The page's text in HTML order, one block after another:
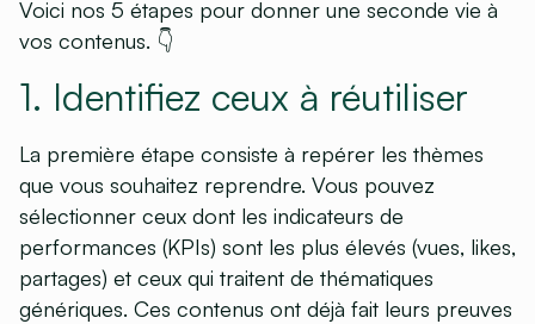
Voici nos 5 étapes pour donner une seconde vie à
vos contenus. 👇
1. Identifiez ceux à réutiliser
La première étape consiste à repérer les thèmes
que vous souhaitez reprendre. Vous pouvez
sélectionner ceux dont les indicateurs de
performances (KPIs) sont les plus élevés (vues, likes,
partages) et ceux qui traitent de thématiques
génériques. Ces contenus ont déjà fait leurs preuves